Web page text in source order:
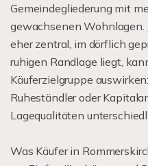
Gemeindegliederung mit
gewachsenen Wohnlagen.
eher zentral, im dörflich
ruhigen Randlage liegt,
Käuferzielgruppe
Ruheständler oder
Lagequalitäten
Was Käufer in